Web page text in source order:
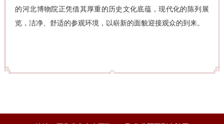
的河北博物院正凭借其厚重的历史文化底蕴，现代化的陈列展
览，洁净、舒适的参观环境，以崭新的面貌迎接观众的到来。